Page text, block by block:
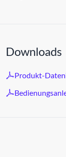
Downloads
Produkt-